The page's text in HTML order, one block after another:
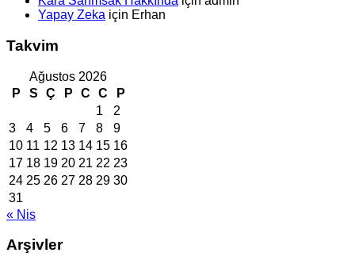
Yapay Zeka için Erhan
Takvim
Ağustos 2026
P
S Ç P C C
P
1
2
3
4 5 6 7 8
9
10 11 12 13 14 15 16
17 18 19 20 21 22 23
24 25 26 27 28 29 30
31
« Nis
Arşivler